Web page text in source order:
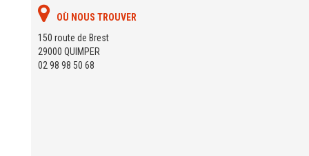
OÙ NOUS TROUVER
150 route de Brest
29000 QUIMPER
02 98 98 50 68